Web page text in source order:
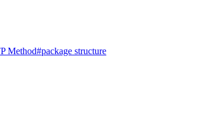
Method#package structure